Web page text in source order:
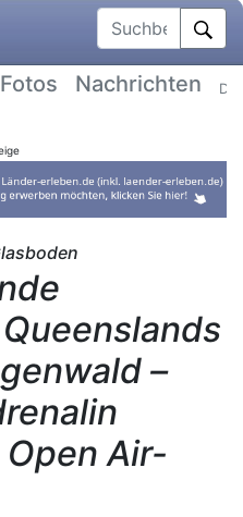
Suchbegriff
Fotos Nachrichten
–
Air-